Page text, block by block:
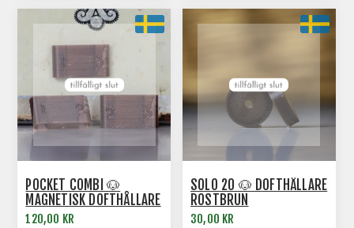
POCKET COMBI 🐶
MAGNETISK DOFTHÅLLARE
3-PACK ROSTBRUN
120,00 KR
SOLO 20 🐶 DOFTHÅLLARE
ROSTBRUN
30,00 KR